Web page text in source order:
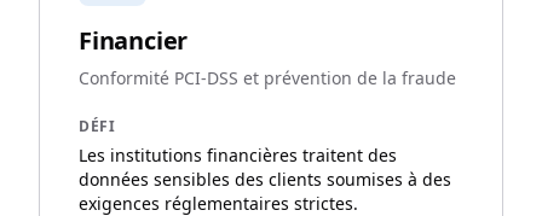
Financier
Conformité PCI-DSS et prévention de la fraude
DÉFI
Les institutions financières traitent des
données sensibles des clients soumises à des
exigences réglementaires strictes.